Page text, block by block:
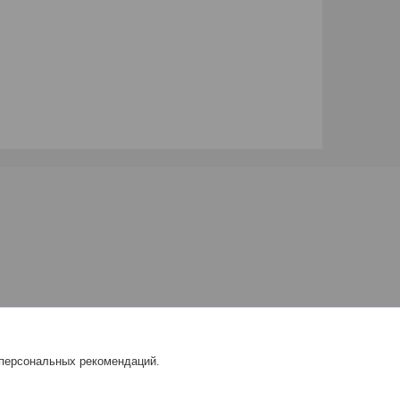
рекомендаций.